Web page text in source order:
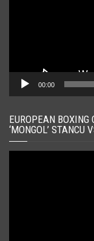
00:00
EUROPEAN
‘MONGOL’